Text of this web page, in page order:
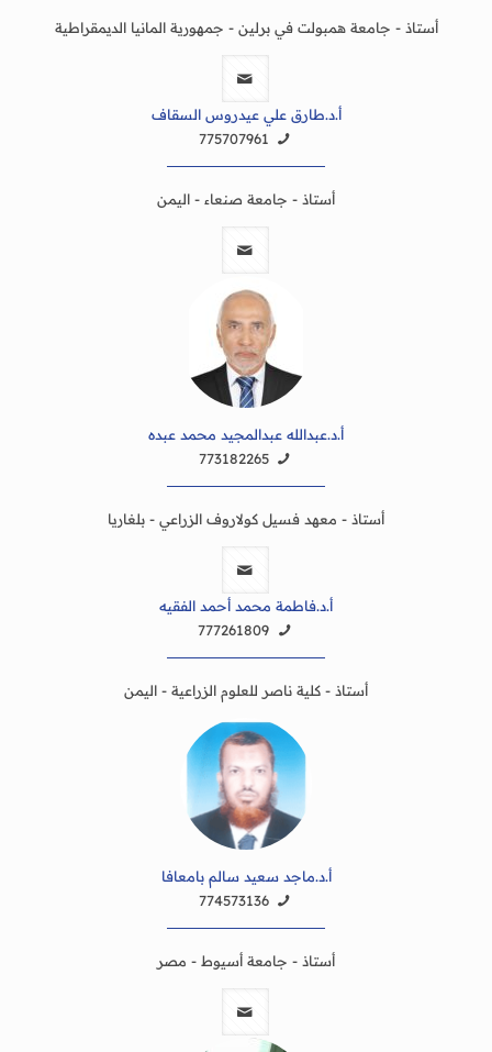
أستاذ - جامعة همبولت في برلين - جمهورية المانيا الديمقراطية
أ.د.طارق علي عيدروس السقاف
775707961
أستاذ - جامعة صنعاء - اليمن
أ.د.عبدالله عبدالمجيد محمد عبده
773182265
أستاذ - معهد فسيل كولاروف الزراعي - بلغاريا
أ.د.فاطمة محمد أحمد الفقيه
777261809
أستاذ - كلية ناصر للعلوم الزراعية - اليمن
أ.د.ماجد سعيد سالم بامعافا
774573136
أستاذ - جامعة أسيوط - مصر